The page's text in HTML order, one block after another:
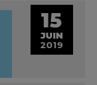
15
JUIN
2019